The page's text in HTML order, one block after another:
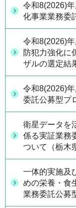
令和8(2026)
化事業業務委
令和8(2026)
防犯力強化に
ザルの選定結
令和8(2026)
委託公募型プ
衛星データを
係る実証業務
ついて（栃木
一体的実施及
めの栄養・食
業務委託公募